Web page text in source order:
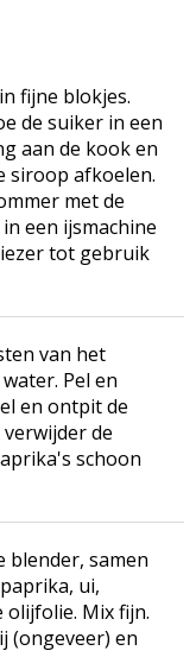
fijne blokjes.
de suiker in een
aan de kook en
siroop afkoelen.
met de
een ijsmachine
tot gebruik
van het
Pel en
en ontpit de
de
schoon
blender, samen
ui,
olijfolie. Mix fijn.
(ongeveer) en